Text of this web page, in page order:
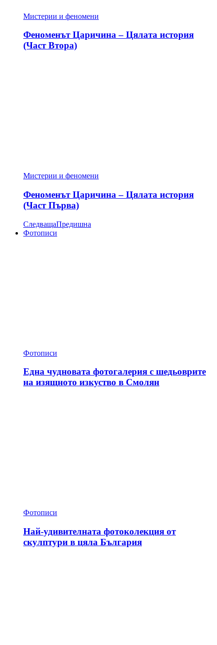
Мистерии и феномени
Феноменът Царичина – Цялата история
(Част Втора)
Мистерии и феномени
Феноменът Царичина – Цялата история
(Част Първа)
СледващаПредишна
Фотописи
Фотописи
Една чудновата фотогалерия с шедьоврите
на изящното изкуство в Смолян
Фотописи
Най-удивителната фотоколекция от
скулптури в цяла България